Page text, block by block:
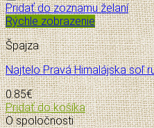
Pridať do zoznamu želaní
Rýchle zobrazenie
Špajza
Najtelo Pravá Himalájska soľ
0.85€
Pridať do košíka
O spoločnosti